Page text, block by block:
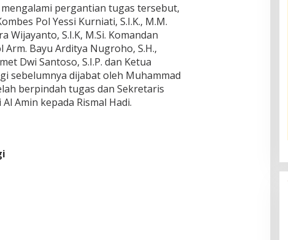
pergantian tugas tersebut,
Pol Yessi Kurniati, S.I.K., M.M.
Wijayanto, S.I.K, M.Si. Komandan
Bayu Arditya Nugroho, S.H.,
Dwi Santoso, S.I.P. dan Ketua
sebelumnya dijabat oleh Muhammad
berpindah tugas dan Sekretaris
Amin kepada Rismal Hadi.